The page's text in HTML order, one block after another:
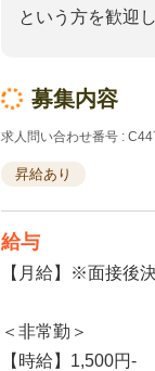
という方を歓迎
募集内容
求人問い合わせ番号 :
昇給あり
給与
【月給】※面接後
＜非常勤＞
【時給】1,500円‐